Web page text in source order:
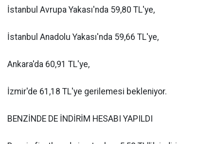
İstanbul Avrupa Yakası'nda 59,80 TL'ye,
İstanbul Anadolu Yakası'nda 59,66 TL'ye,
Ankara'da 60,91 TL'ye,
İzmir'de 61,18 TL'ye gerilemesi bekleniyor.
BENZİNDE DE İNDİRİM HESABI YAPILDI